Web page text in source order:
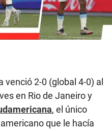
venció 2-0 (global 4-0) al
en Rio de Janeiro y
, el único
que le hacía